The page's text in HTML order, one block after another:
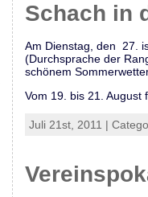
Schach in
Am Dienstag, den 27.
(Durchsprache der
schönem
Vom 19. bis 21. August
Juli 21st, 2011 |